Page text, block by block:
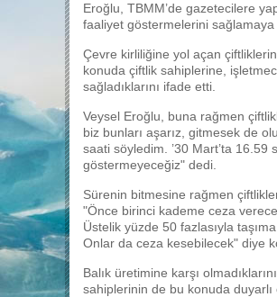
Eroğlu, TBMM’de gazetecilere
faaliyet göstermelerini sağlamaya
Çevre kirliliğine yol açan
konuda çiftlik sahiplerine,
sağladıklarını ifade etti.
Veysel Eroğlu, buna rağmen
biz bunları aşarız, gitmesek de
saati söyledim. ’30 Mart’ta 16.59
göstermeyeceğiz" dedi.
Sürenin bitmesine rağmen
"Önce birinci kademe ceza
Üstelik yüzde 50 fazlasıyla
Onlar da ceza kesebilecek" diye
Balık üretimine karşı
sahiplerinin de bu konuda